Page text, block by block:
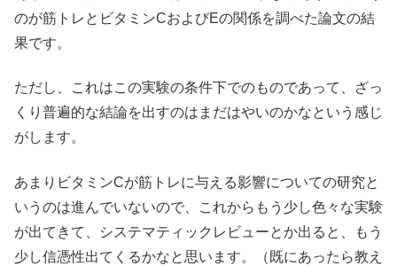
のが筋トレとビタミンCおよびEの関係を調べた論文の結
果です。
ただし、これはこの実験の条件下でのものであって、ざっ
くり普遍的な結論を出すのはまだはやいのかなという感じ
がします。
あまりビタミンCが筋トレに与える影響についての研究と
いうのは進んでいないので、これからもう少し色々な実験
が出てきて、システマティックレビューとか出ると、もう
少し信憑性出てくるかなと思います。（既にあったら教え